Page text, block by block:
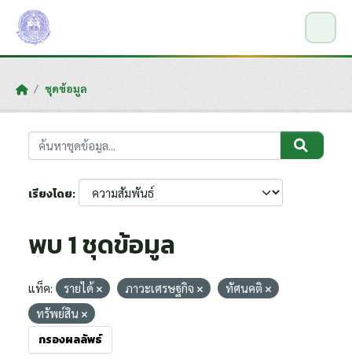
Skip to main content
ชุดข้อมูล
เรียงโดย
พบ 1 ชุดข้อมูล
แท็ค: รายได้ ภาวะเศรษฐกิจ
ทัศนคติ
ทรัพย์สิน
กรองผลลัพธ์